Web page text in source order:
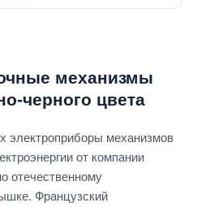
механизмы
черного цвета
электроприборы механизмов
от компании
отечественному
Французский